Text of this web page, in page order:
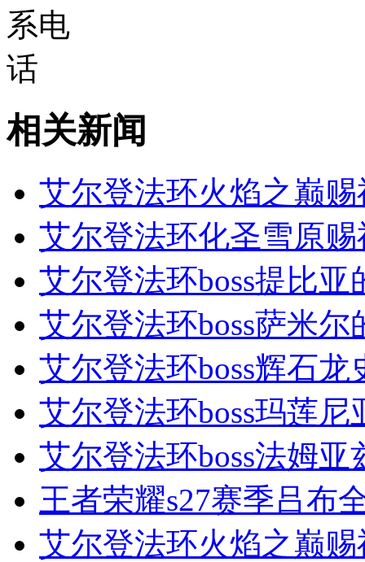
相关新闻
艾尔登法环火焰之巅
艾尔登法环化圣雪原
艾尔登法环boss提比
艾尔登法环boss萨米
艾尔登法环boss辉石
艾尔登法环boss玛莲
艾尔登法环boss法姆
王者荣耀s27赛季吕布
艾尔登法环火焰之巅